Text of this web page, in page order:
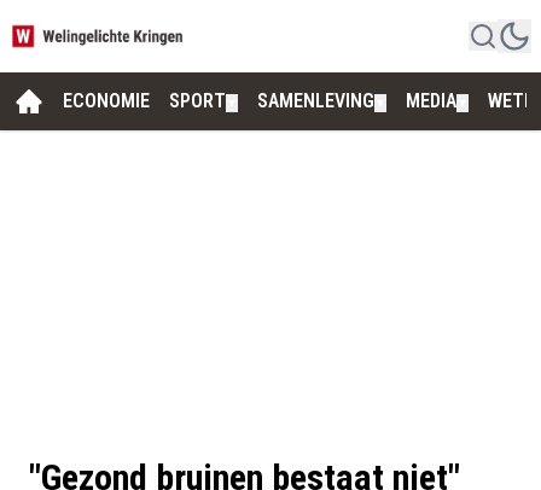
ECONOMIE SPORT SAMENLEVING MEDIA
"Gezond bruinen bestaat niet"